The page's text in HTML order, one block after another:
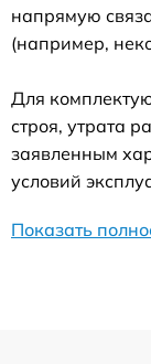
напрямую
(например,
Для
строя, утрата
заявленным
условий
Показать